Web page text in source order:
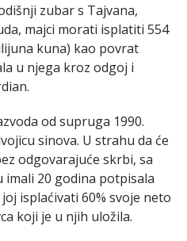
zubar s Tajvana,
majci morati isplatiti 554
kuna) kao povrat
u njega kroz odgoj i
od supruga 1990.
sinova. U strahu da će
odgovarajuće skrbi, sa
imali 20 godina potpisala
isplaćivati 60% svoje neto
koji je u njih uložila.